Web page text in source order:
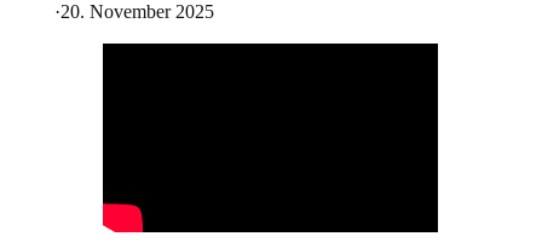
·20. November 2025